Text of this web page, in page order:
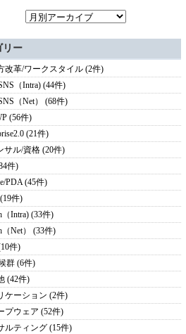
リー
改革/ワークスタイル (2件)
（Intra) (44件)
（Net） (68件)
(56件)
(21件)
サル/資格 (20件)
件)
PDA (45件)
件)
（Intra) (33件)
（Net） (33件)
件)
群 (6件)
(42件)
ケーション (2件)
プウェア (52件)
ルティング (15件)